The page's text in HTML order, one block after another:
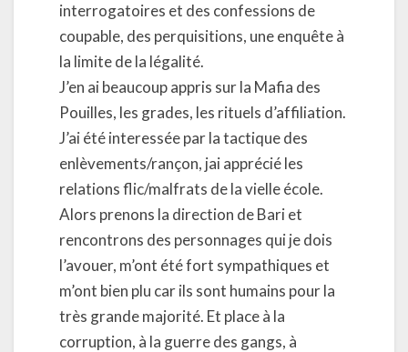
interrogatoires et des confessions de
coupable, des perquisitions, une enquête à
la limite de la légalité.
J’en ai beaucoup appris sur la Mafia des
Pouilles, les grades, les rituels d’affiliation.
J’ai été interessée par la tactique des
enlèvements/rançon, jai apprécié les
relations flic/malfrats de la vielle école.
Alors prenons la direction de Bari et
rencontrons des personnages qui je dois
l’avouer, m’ont été fort sympathiques et
m’ont bien plu car ils sont humains pour la
très grande majorité. Et place à la
corruption, à la guerre des gangs, à